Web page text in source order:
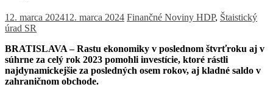
12. marca 202412. marca 2024 Finančné Noviny HDP, Štaistický
úrad SR
BRATISLAVA – Rastu ekonomiky v poslednom štvrťroku aj v
súhrne za celý rok 2023 pomohli investície, ktoré rástli
najdynamickejšie za posledných osem rokov, aj kladné saldo v
zahraničnom obchode.